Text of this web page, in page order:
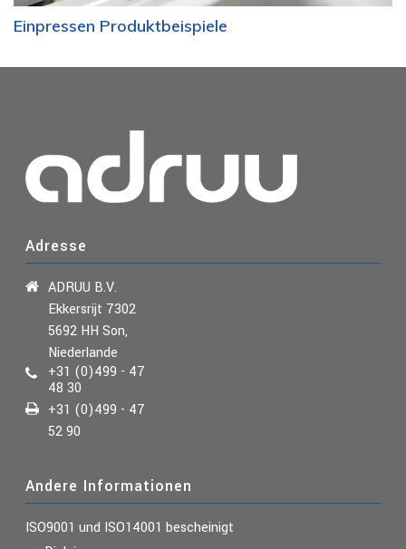
Einpressen Produktbeispiele
Adresse
ADRUU B.V.
Ekkersrijt 7302
5692 HH Son,
Niederlande
+31 (0)499 - 47
48 30
+31 (0)499 - 47
52 90
Andere Informationen
ISO9001 und ISO14001bescheinigt